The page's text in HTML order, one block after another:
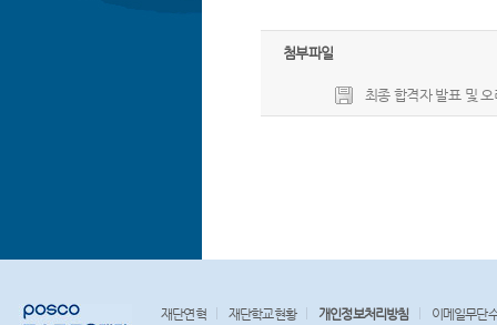
첨부파일
최종 합격자 발표 및
재단연혁 재단학교현황 개인정보처리방침
이메일무단